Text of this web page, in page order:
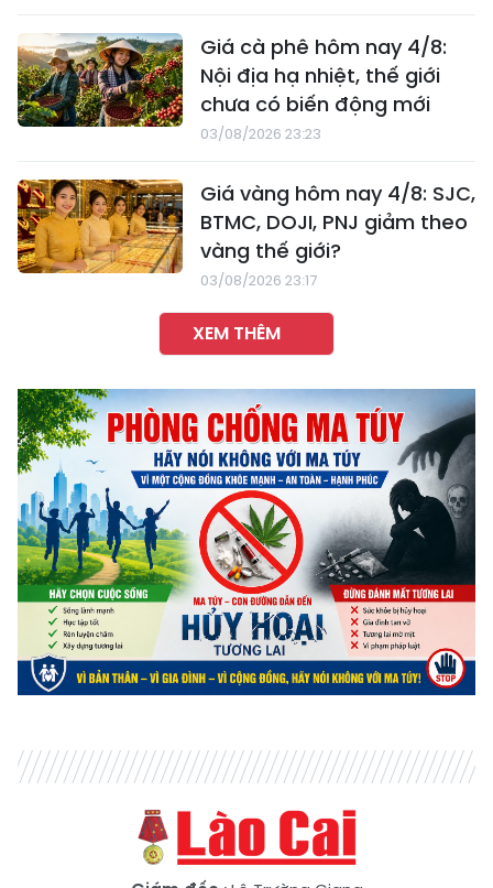
Giá cà phê hôm nay 4/8:
Nội địa hạ nhiệt, thế giới
chưa có biến động mới
03/08/2026 23:23
Giá vàng hôm nay 4/8: SJC,
BTMC, DOJI, PNJ giảm theo
vàng thế giới?
03/08/2026 23:17
XEM THÊM